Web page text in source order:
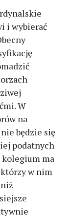
i wybierać
W
na
będzie się
podatnych
kolegium ma
którzy w nim